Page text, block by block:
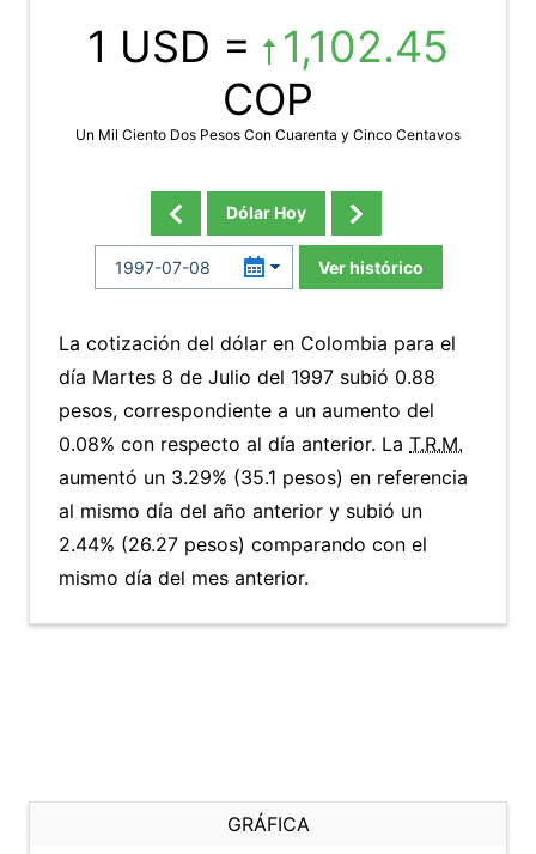
1 USD =
1,102.45
COP
Un Mil Ciento Dos Pesos Con Cuarenta y Cinco Centavos
Dólar Hoy
Ver histórico
La cotización del dólar en Colombia para el
día Martes 8 de Julio del 1997 subió 0.88
pesos, correspondiente a un aumento del
0.08% con respecto al día anterior. La T.R.M.
aumentó un 3.29% (35.1 pesos) en referencia
al mismo día del año anterior y subió un
2.44% (26.27 pesos) comparando con el
mismo día del mes anterior.
GRÁFICA